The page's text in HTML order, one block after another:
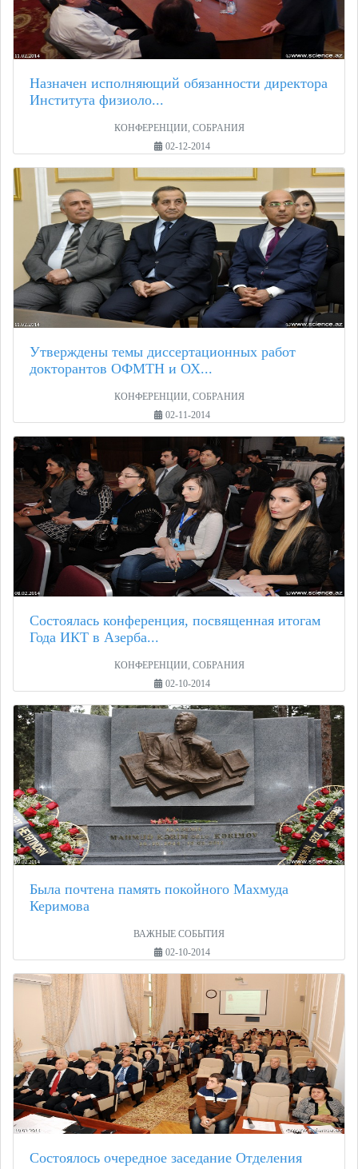
Назначен исполняющий обязанности директора
Института физиоло...
КОНФЕРЕНЦИИ, СОБРАНИЯ
02-12-2014
Утверждены темы диссертационных работ
докторантов ОФМТН и ОХ...
КОНФЕРЕНЦИИ, СОБРАНИЯ
02-11-2014
Состоялась конференция, посвященная итогам
Года ИКТ в Азерба...
КОНФЕРЕНЦИИ, СОБРАНИЯ
02-10-2014
Была почтена память покойного Махмуда
Керимова
ВАЖНЫЕ СОБЫТИЯ
02-10-2014
Состоялось очередное заседание Отделения